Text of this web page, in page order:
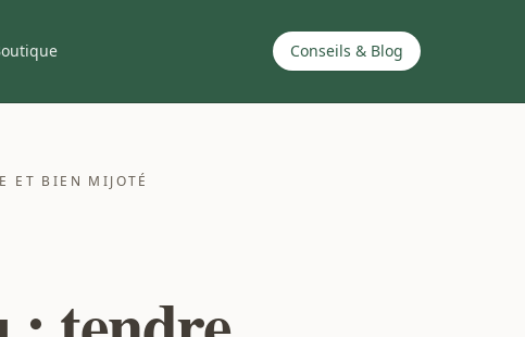
Conseils & Blog
ET BIEN MIJOTÉ